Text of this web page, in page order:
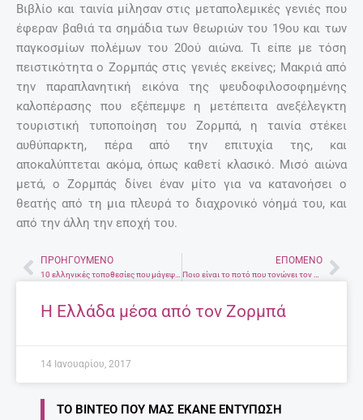
Βιβλίο και ταινία μίλησαν στις μεταπολεμικές γενιές που
έφεραν βαθιά τα σημάδια των θεωριών του 19ου και των
παγκοσμίων πολέμων του 20ού αιώνα. Τι είπε με τόση
πειστικότητα ο Ζορμπάς στις γενιές εκείνες; Μακριά από
την παραπλανητική εικόνα της ψευδοφιλοσοφημένης
καλοπέρασης που εξέπεμψε η μετέπειτα ανεξέλεγκτη
τουριστική τυποποίηση του Ζορμπά, η ταινία στέκει
αυθύπαρκτη, πέρα από την επιτυχία της, και
αποκαλύπτεται ακόμα, όπως καθετί κλασικό. Μισό αιώνα
μετά, ο Ζορμπάς δίνει έναν μίτο για να κατανοήσει ο
θεατής από τη μια πλευρά το διαχρονικό νόημά του, και
από την άλλη την εποχή του.
PrevΠΡΟΗΓΟΎΜΕΝΟ
10 ελληνικές τοποθεσίες που μάγεψαν το Χόλιγουντ
ΕΠΌΜΕΝΟ
Ποιο είναι το ποτό που τονώνει τον εγκέφαλο!
Η Ελλάδα μέσα από τον Ζορμπά
14 Ιανουαρίου, 2017
ΤΟ ΒΊΝΤΕΟ ΠΟΥ ΜΑΣ ΈΚΑΝΕ ΕΝΤΎΠΩΣΗ